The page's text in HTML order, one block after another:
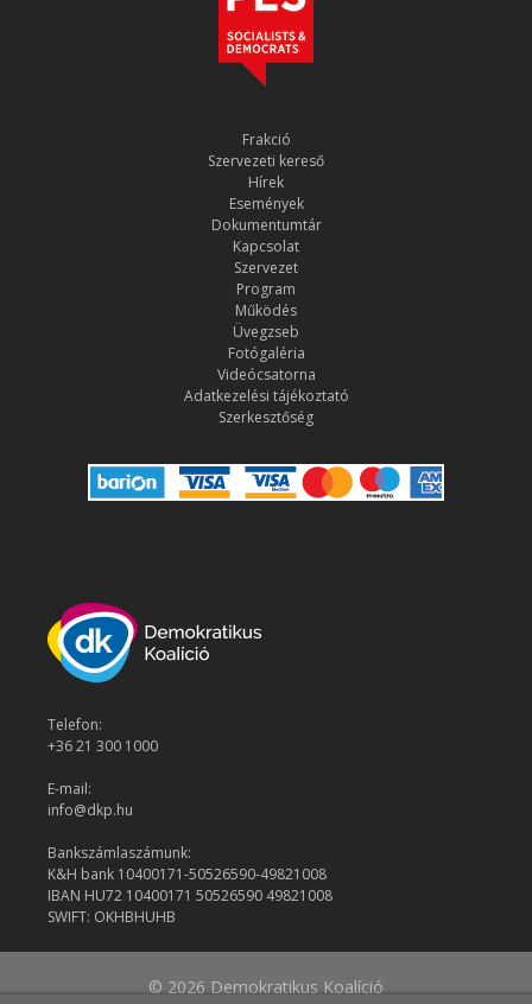
Frakció
Szervezeti kereső
Hírek
Események
Dokumentumtár
Kapcsolat
Szervezet
Program
Működés
Üvegzseb
Fotógaléria
Videócsatorna
Adatkezelési tájékoztató
Szerkesztőség
Telefon:
+36 21 300 1000
E-mail:
info@dkp.hu
Bankszámlaszámunk:
K&H bank 10400171-50526590-49821008
IBAN HU72 10400171 50526590 49821008
SWIFT: OKHBHUHB
© 2026 Demokratikus Koalíció